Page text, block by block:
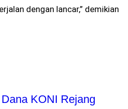
dengan lancar,” demikian
KONI Rejang